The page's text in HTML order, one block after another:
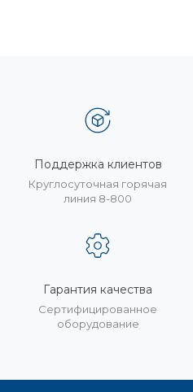
Поддержка клиентов
Круглосуточная горячая
линия 8-800
Гарантия качества
Сертифицированное
оборудование